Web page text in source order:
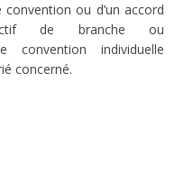
convention ou d’un accord
de branche ou
convention individuelle
concerné.